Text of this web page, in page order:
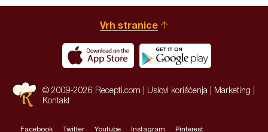
Vrh stranice
© 2009-2026 Recepti.com | Uslovi korišćenja Marketing
Kontakt
Facebook Twitter Youtube Instagram Pinterest